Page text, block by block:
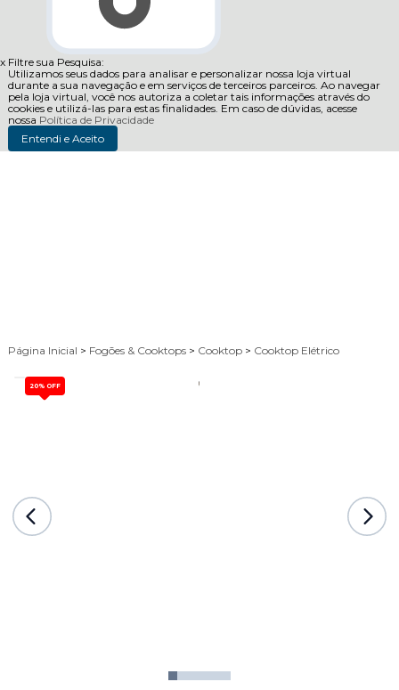
x Filtre sua Pesquisa:
Utilizamos seus dados para analisar e personalizar nossa loja virtual
durante a sua navegação e em serviços de terceiros parceiros. Ao navegar
pela loja virtual, você nos autoriza a coletar tais informações através do
cookies e utilizá-las para estas finalidades. Em caso de dúvidas, acesse
nossa Política de Privacidade
Entendi e Aceito
Página Inicial > Fogões & Cooktops > Cooktop > Cooktop Elétrico
20% OFF